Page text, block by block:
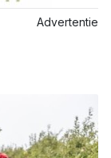
Advertentie